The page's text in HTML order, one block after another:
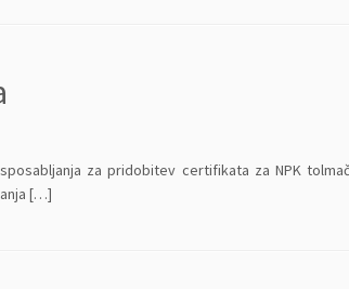
za pridobitev certifikata za NPK
[…]